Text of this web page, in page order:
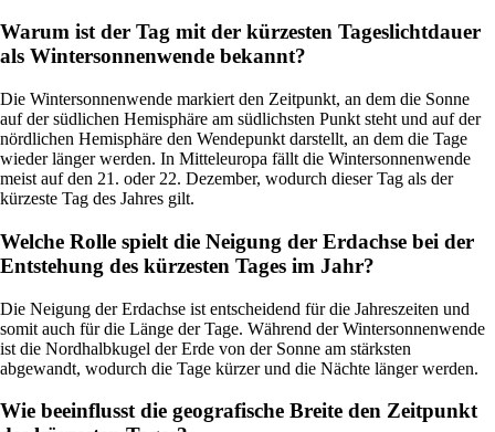
Warum ist der Tag mit der kürzesten Tageslichtdauer
als Wintersonnenwende bekannt?
Die Wintersonnenwende markiert den Zeitpunkt, an dem die Sonne
auf der südlichen Hemisphäre am südlichsten Punkt steht und auf der
nördlichen Hemisphäre den Wendepunkt darstellt, an dem die Tage
wieder länger werden. In Mitteleuropa fällt die Wintersonnenwende
meist auf den 21. oder 22. Dezember, wodurch dieser Tag als der
kürzeste Tag des Jahres gilt.
Welche Rolle spielt die Neigung der Erdachse bei der
Entstehung des kürzesten Tages im Jahr?
Die Neigung der Erdachse ist entscheidend für die Jahreszeiten und
somit auch für die Länge der Tage. Während der Wintersonnenwende
ist die Nordhalbkugel der Erde von der Sonne am stärksten
abgewandt, wodurch die Tage kürzer und die Nächte länger werden.
Wie beeinflusst die geografische Breite den Zeitpunkt